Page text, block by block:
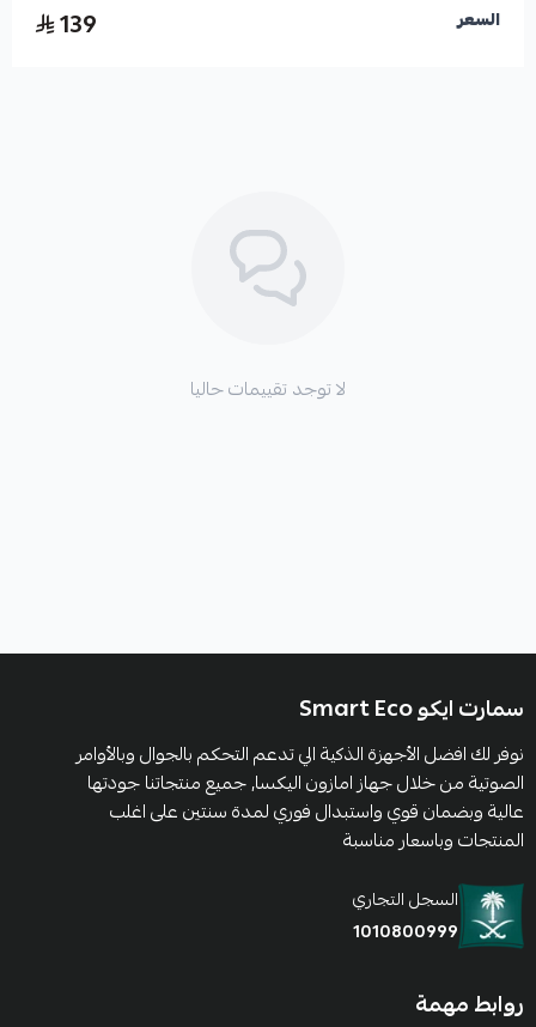
السعر 139
لا توجد تقييمات حاليا
سمارت ايكو Smart Eco
نوفر لك افضل الأجهزة الذكية الي تدعم التحكم بالجوال وبالأوامر
الصوتية من خلال جهاز امازون اليكسا, جميع منتجاتنا جودتها
عالية وبضمان قوي واستبدال فوري لمدة سنتين على اغلب
المنتجات وباسعار مناسبة
السجل التجاري
1010800999
روابط مهمة